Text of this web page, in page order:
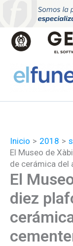
contenido
Inicio 2018
El Museo de
de cerámica del
El
diez